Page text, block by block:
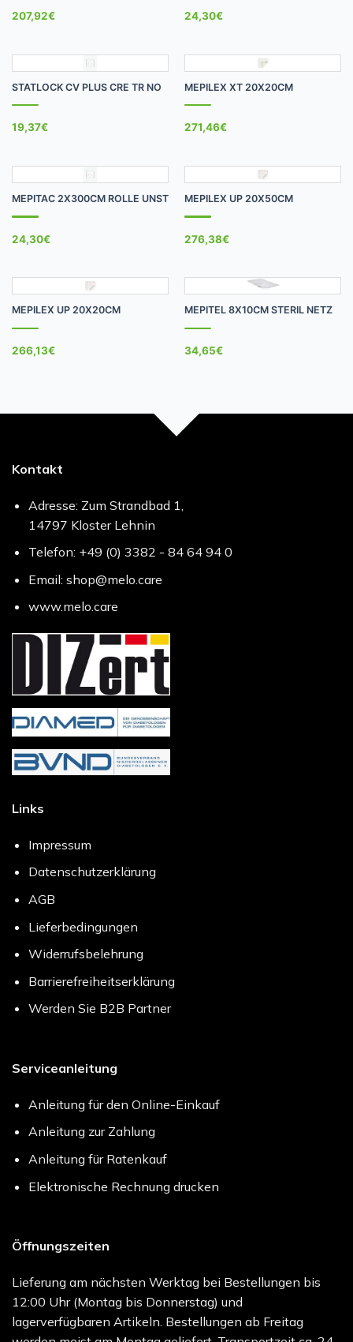
207,92€ 24,30€
STATLOCK CV PLUS CRE TR NO
19,37€
MEPILEX XT 20X20CM
271,46€
MEPITAC 2X300CM ROLLE UNST
24,30€
MEPILEX UP 20X50CM
276,38€
MEPILEX UP 20X20CM
266,13€
MEPITEL 8X10CM STERIL NETZ
34,65€
Kontakt
Adresse: Zum Strandbad 1,
14797 Kloster Lehnin
Telefon: +49 (0) 3382 - 84 64 94 0
Email: shop@melo.care
www.melo.care
Links
Impressum
Datenschutzerklärung
AGB
Lieferbedingungen
Widerrufsbelehrung
Barrierefreiheitserklärung
Werden Sie B2B Partner
Serviceanleitung
Anleitung für den Online-Einkauf
Anleitung zur Zahlung
Anleitung für Ratenkauf
Elektronische Rechnung drucken
Öffnungszeiten
Lieferung am nächsten Werktag bei Bestellungen bis
12:00 Uhr (Montag bis Donnerstag) und
lagerverfügbaren Artikeln. Bestellungen ab Freitag